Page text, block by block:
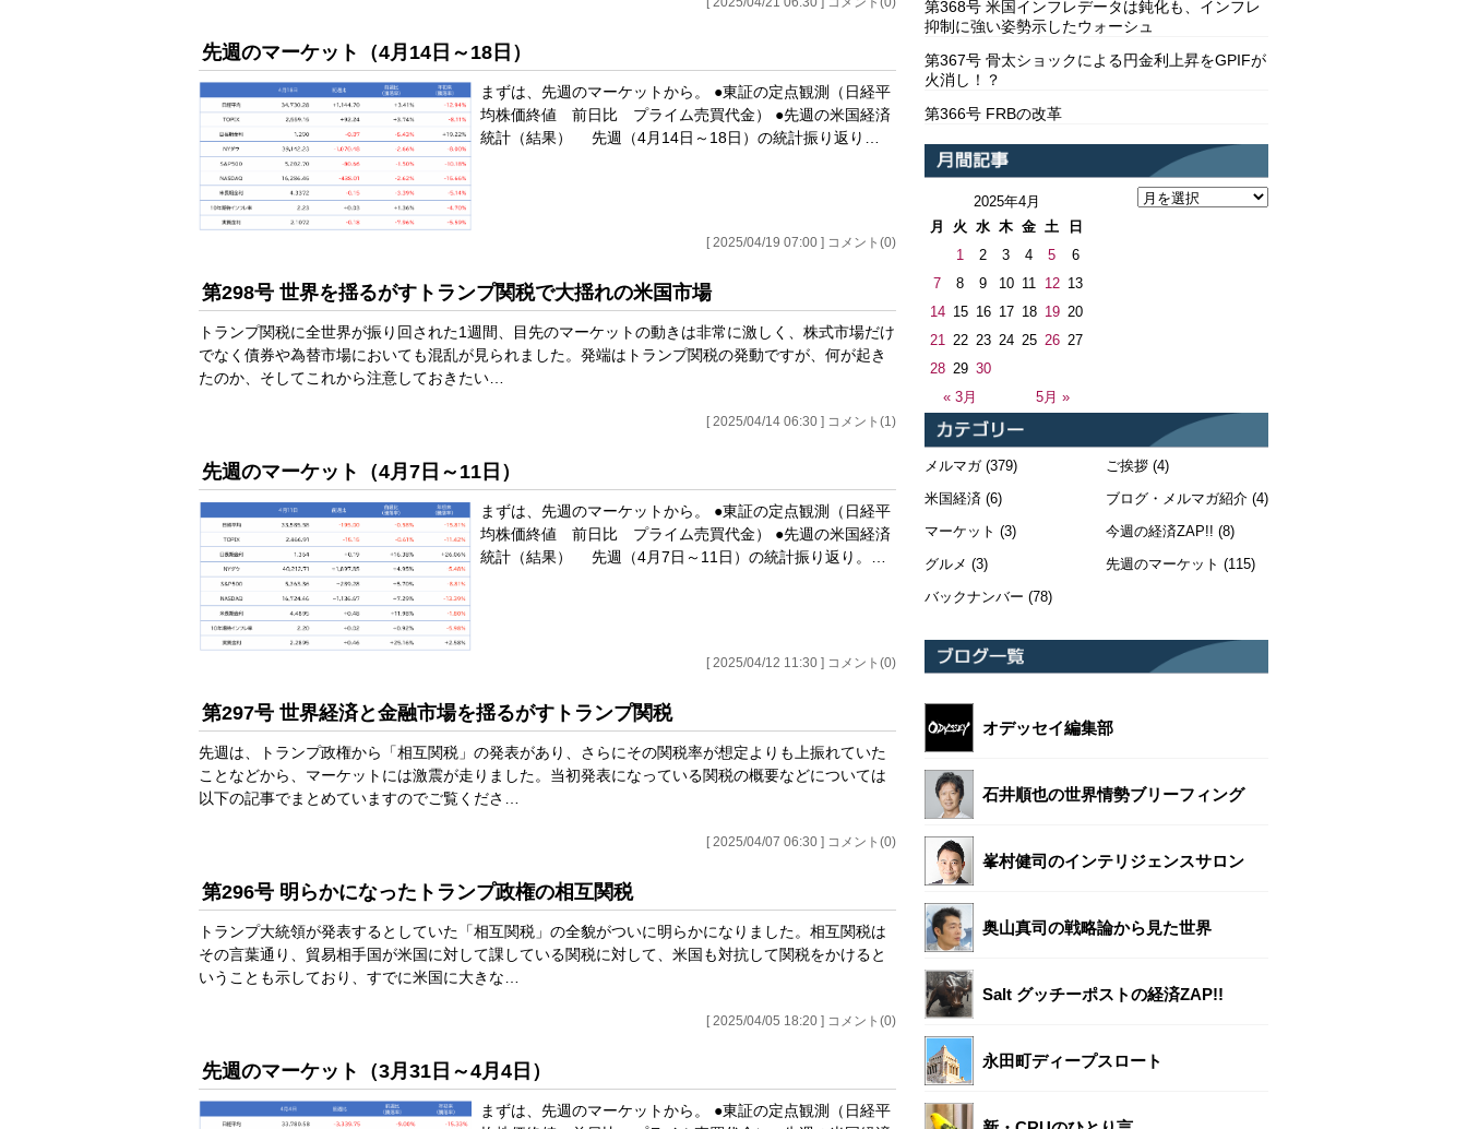
先週のマーケット（4月14日～18日）
まずは、先週のマーケットから。 ●東証の定点観測（日経平
均株価終値 前日比 プライム売買代金） ●先週の米国経済
統計（結果） 先週（4月14日～18日）の統計振り返り…
[ 2025/04/19 07:00 ] コメント(0)
第298号 世界を揺るがすトランプ関税で大揺れの米国市場
トランプ関税に全世界が振り回された1週間、目先のマーケットの動きは非常に激しく、株式市場だけ
でなく債券や為替市場においても混乱が見られました。発端はトランプ関税の発動ですが、何が起き
たのか、そしてこれから注意しておきたい…
[ 2025/04/14 06:30 ] コメント(1)
先週のマーケット（4月7日～11日）
まずは、先週のマーケットから。 ●東証の定点観測（日経平
均株価終値 前日比 プライム売買代金） ●先週の米国経済
統計（結果） 先週（4月7日～11日）の統計振り返り。…
[ 2025/04/12 11:30 ] コメント(0)
第297号 世界経済と金融市場を揺るがすトランプ関税
先週は、トランプ政権から「相互関税」の発表があり、さらにその関税率が想定よりも上振れていた
ことなどから、マーケットには激震が走りました。当初発表になっている関税の概要などについては
以下の記事でまとめていますのでご覧くださ…
[ 2025/04/07 06:30 ] コメント(0)
第296号 明らかになったトランプ政権の相互関税
トランプ大統領が発表するとしていた「相互関税」の全貌がついに明らかになりました。相互関税は
その言葉通り、貿易相手国が米国に対して課している関税に対して、米国も対抗して関税をかけると
いうことも示しており、すでに米国に大きな…
[ 2025/04/05 18:20 ] コメント(0)
先週のマーケット（3月31日～4月4日）
まずは、先週のマーケットから。 ●東証の定点観測（日経平
第368号 米国インフレデータは鈍化も、インフレ
抑制に強い姿勢示したウォーシュ
第367号 骨太ショックによる円金利上昇をGPIFが
火消し！？
第366号 FRBの改革
2025年4月
月
火 水 木 金 土 日
« 3月 5月 »
1 2 3 4 5
6
7
8 9 10 11 12 13
14 15 16 17 18 19 20
21 22 23 24 25 26 27
28 29 30
メルマガ(379)
米国経済 (6)
マーケット (3)
グルメ (3)
バックナンバー (78)
ご挨拶(4)
ブログ・メルマガ紹介(4)
今週の経済ZAP!! (8)
先週のマーケット (115)
オデッセイ編集部
石井順也の世界情勢ブリーフィング
峯村健司のインテリジェンスサロン
奥山真司の戦略論から見た世界
Salt グッチーポストの経済ZAP!!
永田町ディープスロート